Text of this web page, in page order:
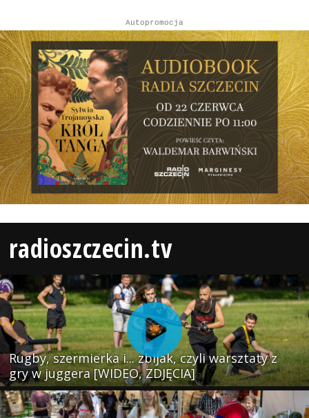
Autopromocja
radioszczecin.tv
Rugby, szermierka i... zbijak, czyli warsztaty z
gry w juggera [WIDEO, ZDJĘCIA]